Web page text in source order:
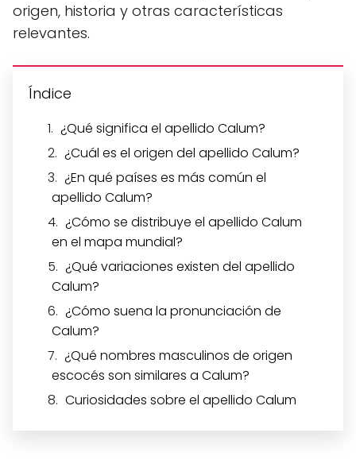
origen, historia y otras características
relevantes.
Índice
¿Qué significa el apellido Calum?
¿Cuál es el origen del apellido Calum?
¿En qué países es más común el
apellido Calum?
¿Cómo se distribuye el apellido Calum
en el mapa mundial?
¿Qué variaciones existen del apellido
Calum?
¿Cómo suena la pronunciación de
Calum?
¿Qué nombres masculinos de origen
escocés son similares a Calum?
Curiosidades sobre el apellido Calum